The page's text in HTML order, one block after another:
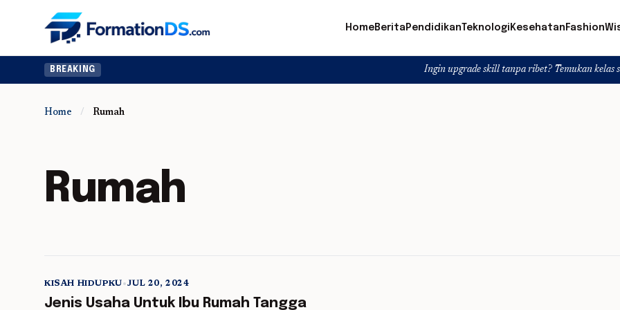
HomeBerita PendidikanTeknologi Kesehatan Fashion
BREAKING Ingin upgrade skill tanpa ribet? Temukan kelas seru dan
Home / Rumah
Rumah
5 min read
KISAH HIDUPKU•JUL 20, 2024
Jenis Usaha Untuk Ibu Rumah Tangga